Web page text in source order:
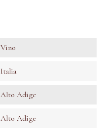
Vino
Italia
Alto Adige
Alto Adige